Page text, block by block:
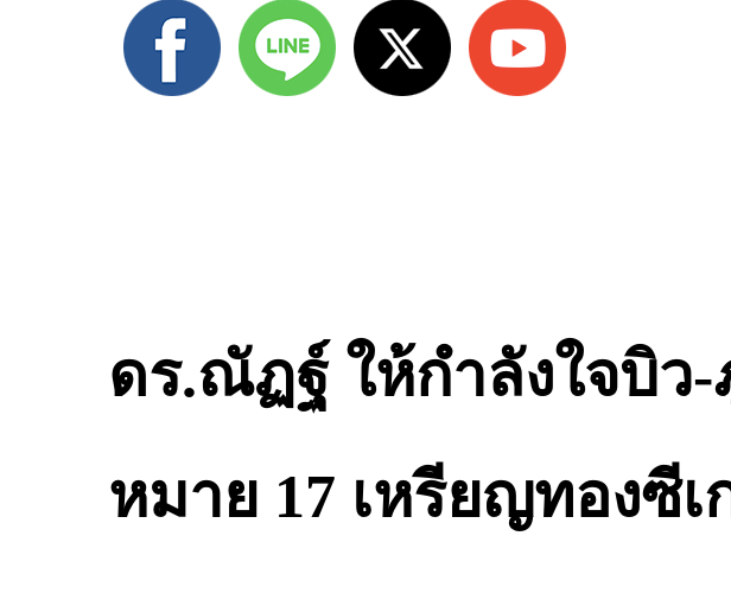
ดร.ณัฏฐ์ ให้กำลังใจบิว
หมาย 17 เหรียญทองซีเ